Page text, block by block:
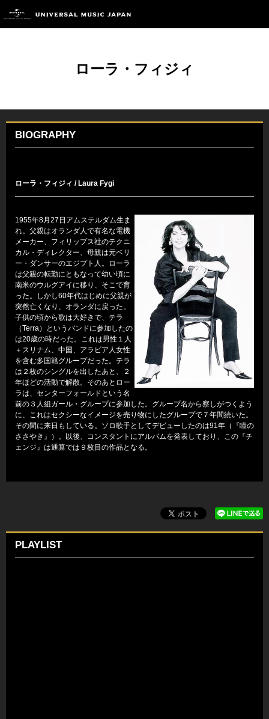
ローラ・フィジィ
BIOGRAPHY
ローラ・フィジィ / Laura Fygi
1955年8月27日アムステルダム生ま
れ。父親はオランダ人で有名な電機
メーカー、フィリップス社のテクニ
カル・ディレクター、母親は元ベリ
ー・ダンサーのエジプト人。ローラ
は父親の転勤にともなって幼い頃に
南米のウルグアイに移り、そこで育
った。しかし60年代はじめに父親が
突然亡くなり、オランダに戻った。
子供の頃から歌は大好きで、テラ
（Terra）というバンドに参加したの
は20歳の時だった。これは男性１人
＋スリナム、中国、アラビア人女性
を含む多国籍グループだった。テラ
は２枚のシングルを出したあと、２
年ほどの活動で解散。そのあとロー
ラは、センターフォールドという名
前の３人組ガール・グループに参加した。グループ名から察しがつくよう
に、これはセクシーなイメージを売り物にしたグループで７年間続いた。
その間に来日もしている。ソロ歌手としてデビューしたのは91年（『瞳の
ささやき』）。以後、コンスタントにアルバムを発表しており、この『チ
ェンジ』は通算では９枚目の作品となる。
PLAYLIST